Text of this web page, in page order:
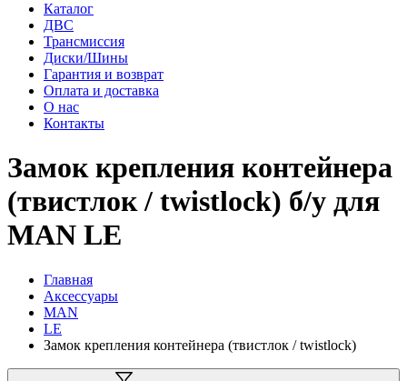
Каталог
ДВС
Трансмиссия
Диски/Шины
Гарантия и возврат
Оплата и доставка
О нас
Контакты
Замок крепления контейнера
(твистлок / twistlock) б/у для
MAN LE
Главная
Аксессуары
MAN
LE
Замок крепления контейнера (твистлок / twistlock)